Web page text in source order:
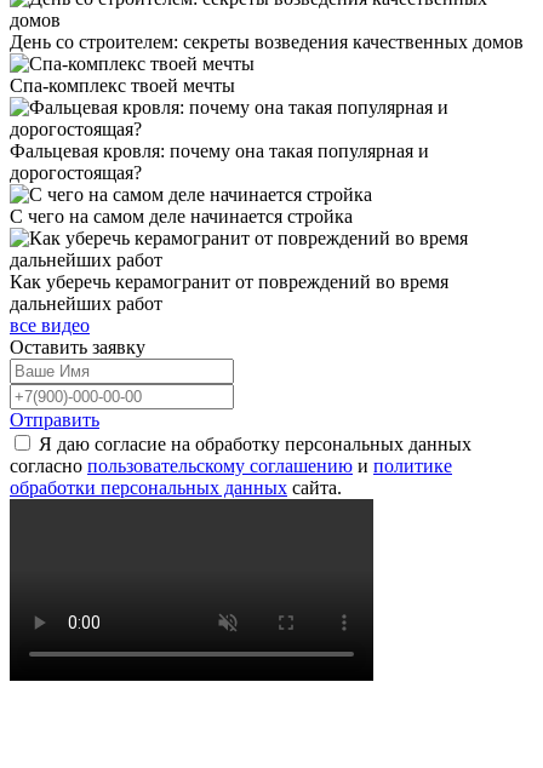
День со строителем: секреты возведения качественных домов
Спа-комплекс твоей мечты
Фальцевая кровля: почему она такая популярная и
дорогостоящая?
С чего на самом деле начинается стройка
Как уберечь керамогранит от повреждений во время
дальнейших работ
все видео
Оставить заявку
Отправить
Я даю согласие на обработку персональных данных
согласно пользовательскому соглашению и политике
обработки персональных данных сайта.